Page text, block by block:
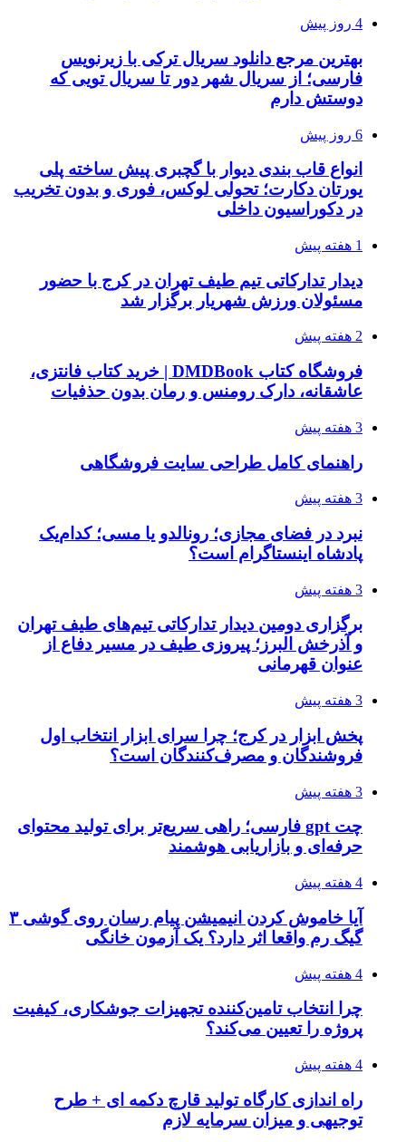
4 روز پیش
بهترین مرجع دانلود سریال ترکی با زیرنویس
فارسی؛ از سریال شهر دور تا سریال تویی که
دوستش دارم
6 روز پیش
انواع قاب بندی دیوار با گچبری پیش ساخته پلی
یورتان دکارت؛ تحولی لوکس، فوری و بدون تخریب
در دکوراسیون داخلی
1 هفته پیش
دیدار تدارکاتی تیم طیف تهران در کرج با حضور
مسئولان ورزش شهریار برگزار شد
2 هفته پیش
فروشگاه کتاب DMDBook | خرید کتاب فانتزی،
عاشقانه، دارک رومنس و رمان بدون حذفیات
3 هفته پیش
راهنمای کامل طراحی سایت فروشگاهی
3 هفته پیش
نبرد در فضای مجازی؛ رونالدو یا مسی؛ کدام‌یک
پادشاه اینستاگرام است؟
3 هفته پیش
برگزاری دومین دیدار تدارکاتی تیم‌های طیف تهران
و آذرخش البرز؛ پیروزی طیف در مسیر دفاع از
عنوان قهرمانی
3 هفته پیش
پخش ابزار در کرج؛ چرا سرای ابزار انتخاب اول
فروشندگان و مصرف‌کنندگان است؟
3 هفته پیش
چت gpt فارسی؛ راهی سریع‌تر برای تولید محتوای
حرفه‌ای و بازاریابی هوشمند
4 هفته پیش
آیا خاموش کردن انیمیشن پیام رسان روی گوشی ۳
گیگ رم واقعا اثر دارد؟ یک آزمون خانگی
4 هفته پیش
چرا انتخاب تامین‌کننده تجهیزات جوشکاری، کیفیت
پروژه را تعیین می‌کند؟
4 هفته پیش
راه اندازی کارگاه تولید قارچ دکمه ای + طرح
توجیهی و میزان سرمایه لازم